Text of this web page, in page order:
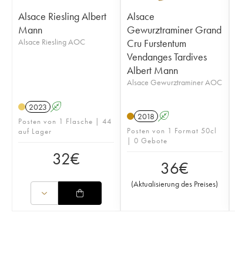
Alsace Riesling Albert
Mann
Alsace Riesling AOC
2023 A
Posten von 1 Flasche | 44
auf Lager
32€
Alsace
Gewurztraminer Grand
Cru Furstentum
Vendanges Tardives
Albert Mann
Alsace Gewurztraminer AOC
2018 A
Posten von 1 Format 50cl
| 0 Gebote
36€
(Aktualisierung des Preises)